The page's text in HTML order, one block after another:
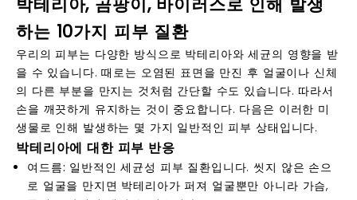
하는 10가지 피부 질환
우리의 피부는 다양한 방식으로 박테리아와 세균의 영향을 받
을 수 있습니다. 때로는 오염된 표면을 만진 후 얼굴이나 신체
의 다른 부분을 만지는 것처럼 간단할 수도 있습니다. 따라서
손을 깨끗하게 유지하는 것이 중요합니다. 다음은 이러한 미
생물로 인해 발생하는 몇 가지 일반적인 피부 상태입니다.
박테리아에 대한 피부 반응
여드름: 일반적인 세균성 피부 질환입니다. 씻지 않은 손으
로 얼굴을 만지면 박테리아가 퍼져 얼굴뿐만 아니라 가슴,